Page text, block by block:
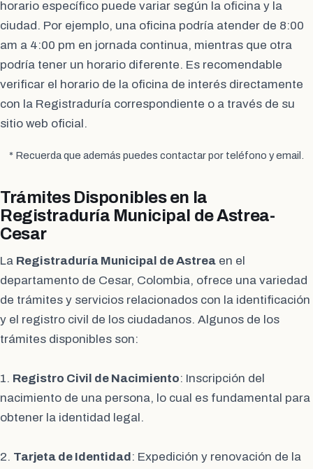
horario específico puede variar según la oficina y la
ciudad. Por ejemplo, una oficina podría atender de 8:00
am a 4:00 pm en jornada continua, mientras que otra
podría tener un horario diferente. Es recomendable
verificar el horario de la oficina de interés directamente
con la Registraduría correspondiente o a través de su
sitio web oficial.
* Recuerda que además puedes contactar por teléfono y email.
Trámites Disponibles en la
Registraduría Municipal de Astrea-
Cesar
La Registraduría Municipal de Astrea en el
departamento de Cesar, Colombia, ofrece una variedad
de trámites y servicios relacionados con la identificación
y el registro civil de los ciudadanos. Algunos de los
trámites disponibles son:
1. Registro Civil de Nacimiento: Inscripción del
nacimiento de una persona, lo cual es fundamental para
obtener la identidad legal.
2. Tarjeta de Identidad : Expedición y renovación de la